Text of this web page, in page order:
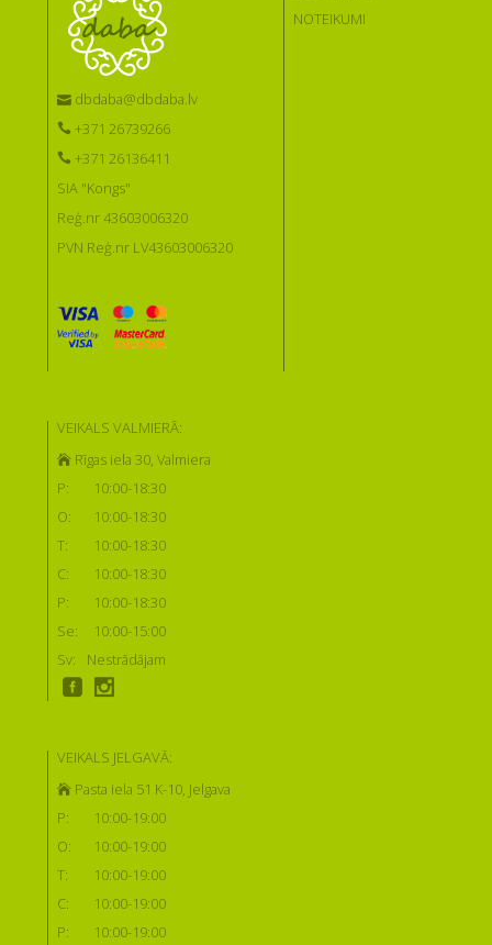
dbdaba@dbdaba.lv
+371 26739266
+371 26136411
SIA "Kongs"
Reģ.nr 43603006320
PVN Reģ.nr LV43603006320
NOTEIKUMI
VEIKALS VALMIERĀ:
Rīgas iela 30, Valmiera
P:
10:00-18:30
O:
10:00-18:30
T:
10:00-18:30
C:
10:00-18:30
P:
10:00-18:30
Se:
10:00-15:00
Sv:
Nestrādājam
VEIKALS JELGAVĀ:
Pasta iela 51 K-10, Jelgava
P:
10:00-19:00
O:
10:00-19:00
T:
10:00-19:00
C:
10:00-19:00
P:
10:00-19:00